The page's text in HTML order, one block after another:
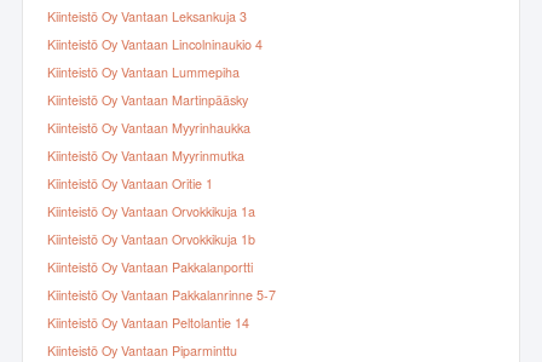
Kiinteistö Oy Vantaan Leksankuja 3
Kiinteistö Oy Vantaan Lincolninaukio 4
Kiinteistö Oy Vantaan Lummepiha
Kiinteistö Oy Vantaan Martinpääsky
Kiinteistö Oy Vantaan Myyrinhaukka
Kiinteistö Oy Vantaan Myyrinmutka
Kiinteistö Oy Vantaan Oritie 1
Kiinteistö Oy Vantaan Orvokkikuja 1a
Kiinteistö Oy Vantaan Orvokkikuja 1b
Kiinteistö Oy Vantaan Pakkalanportti
Kiinteistö Oy Vantaan Pakkalanrinne 5-7
Kiinteistö Oy Vantaan Peltolantie 14
Kiinteistö Oy Vantaan Piparminttu